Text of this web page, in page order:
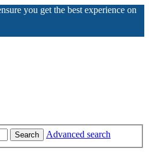
you get the best experience on
Search Advanced search